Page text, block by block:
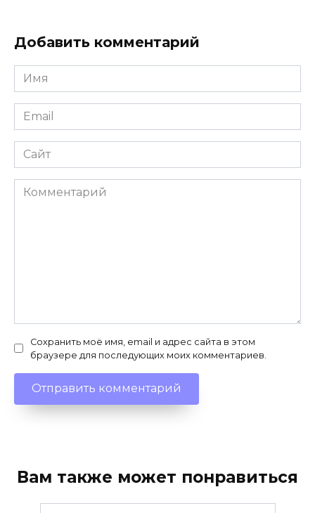
Добавить комментарий
Имя
*
Email
*
Сайт
Комментарий
Сохранить моё имя, email и адрес сайта в этом
браузере для последующих моих комментариев.
Вам также может понравиться